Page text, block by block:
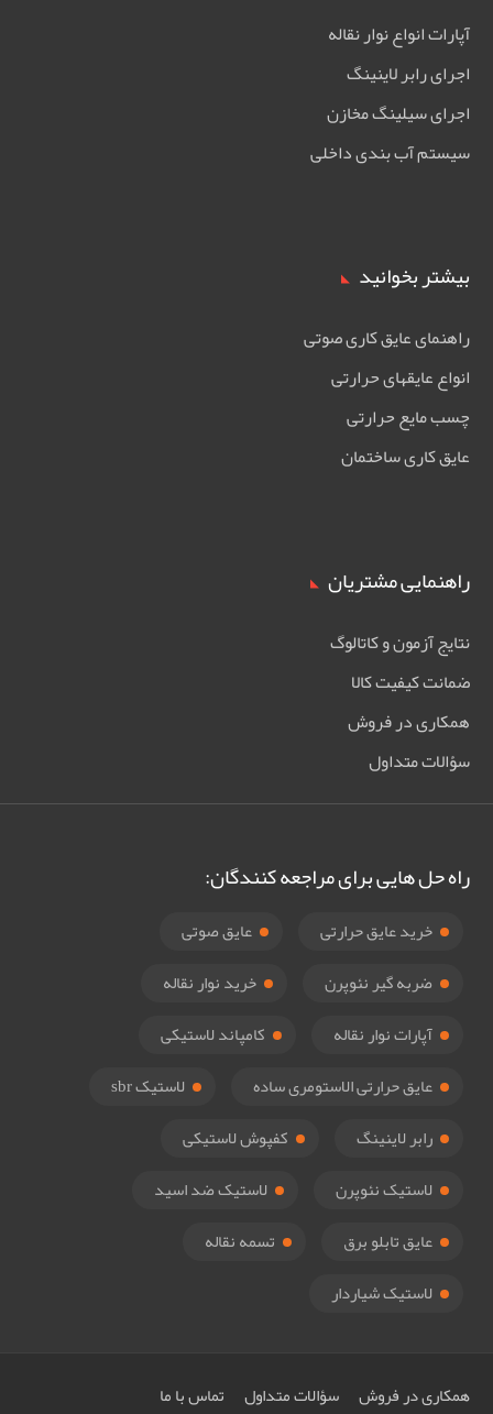
آپارات انواع نوار نقاله
اجرای رابر لاینینگ
اجرای سیلینگ مخازن
سیستم آب بندی داخلی
بیشتر بخوانید
راهنمای عایق کاری صوتی
انواع عایقهای حرارتی
چسب مایع حرارتی
عایق کاری ساختمان
راهنمایی مشتریان
نتایج آزمون و کاتالوگ
ضمانت کیفیت کالا
همکاری در فروش
سؤالات متداول
راه حل هایی برای مراجعه کنندگان:
خرید عایق حرارتی
عایق صوتی
ضربه گیر نئوپرن
خرید نوار نقاله
آپارات نوار نقاله
کامپاند لاستیکی
عایق حرارتی الاستومری ساده
لاستیک sbr
رابر لاینینگ
کفپوش لاستیکی
لاستیک نئوپرن
لاستیک ضد اسید
عایق تابلو برق
تسمه نقاله
لاستیک شیاردار
همکاری در فروش سؤالات متداول تماس با ما